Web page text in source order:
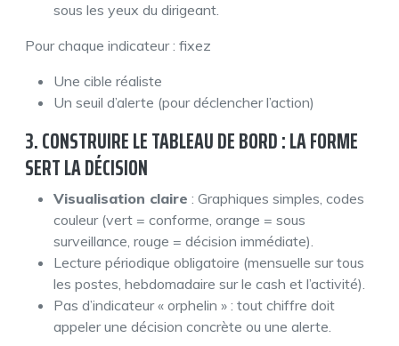
sous les yeux du dirigeant.
Pour chaque indicateur : fixez
Une cible réaliste
Un seuil d’alerte (pour déclencher l’action)
3. CONSTRUIRE LE TABLEAU DE BORD : LA FORME
SERT LA DÉCISION
Visualisation claire : Graphiques simples, codes
couleur (vert = conforme, orange = sous
surveillance, rouge = décision immédiate).
Lecture périodique obligatoire (mensuelle sur tous
les postes, hebdomadaire sur le cash et l’activité).
Pas d’indicateur « orphelin » : tout chiffre doit
appeler une décision concrète ou une alerte.